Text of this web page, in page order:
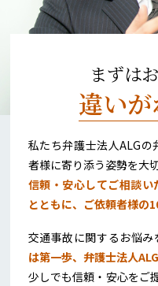
まずは
違い
私たち弁護士法人ALG
者様に寄り添う姿勢を大
信頼・安心してご相談
とともに、ご依頼者様の
交通事故に関するお悩み
は第一歩、弁護士法人
少しでも信頼・安心をご